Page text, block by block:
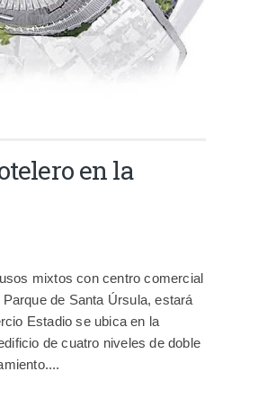
en la
mixtos con centro comercial
de Santa Úrsula, estará
Estadio se ubica en la
de cuatro niveles de doble